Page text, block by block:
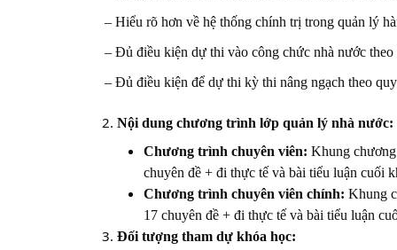
– Hiểu rõ hơn về hệ thống chính trị trong quản lý
– Đủ điều kiện dự thi vào công chức nhà nước theo
– Đủ điều kiện để dự thi kỳ thi nâng ngạch theo
Nội dung chương trình lớp quản lý nhà nước:
Chương trình chuyên viên: Khung
chuyên đề + đi thực tế và bài tiểu luận cuối
Chương trình chuyên viên chính: Khung
17 chuyên đề + đi thực tế và bài tiểu luận
Đối tượng tham dự khóa học: